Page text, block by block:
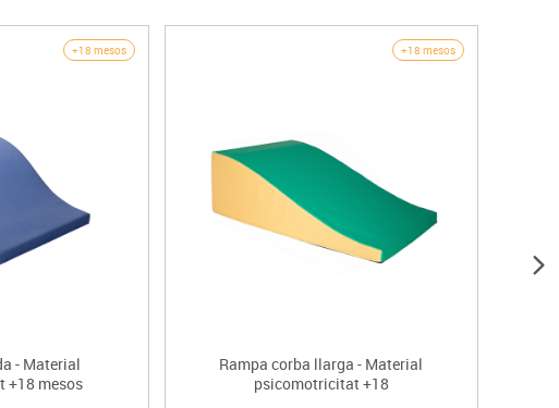
+18 mesos
- Material
+18 mesos
+18 mesos
Rampa corba llarga - Material
psicomotricitat +18